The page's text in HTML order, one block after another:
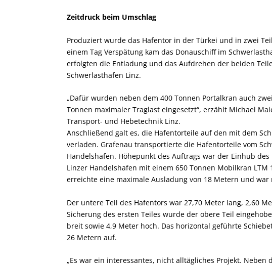
Zeitdruck beim Umschlag
Produziert wurde das Hafentor in der Türkei und in zwei
einem Tag Verspätung kam das Donauschiff im
erfolgten die Entladung und das Aufdrehen der beiden
Schwerlasthafen Linz.
„Dafür wurden neben dem 400 Tonnen Portalkran auch
Tonnen maximaler Traglast eingesetzt“, erzählt Michael
Transport- und Hebetechnik Linz.
Anschließend galt es, die Hafentorteile auf den mit dem
verladen. Grafenau transportierte die Hafentorteile vom
Handelshafen. Höhepunkt des Auftrags war der Einhub
Linzer Handelshafen mit einem 650 Tonnen Mobilkran
erreichte eine maximale Ausladung von 18 Metern und
Der untere Teil des Hafentors war 27,70 Meter lang, 2,60
Sicherung des ersten Teiles wurde der obere Teil
breit sowie 4,9 Meter hoch. Das horizontal geführte
26 Metern auf.
„Es war ein interessantes, nicht alltägliches Projekt.